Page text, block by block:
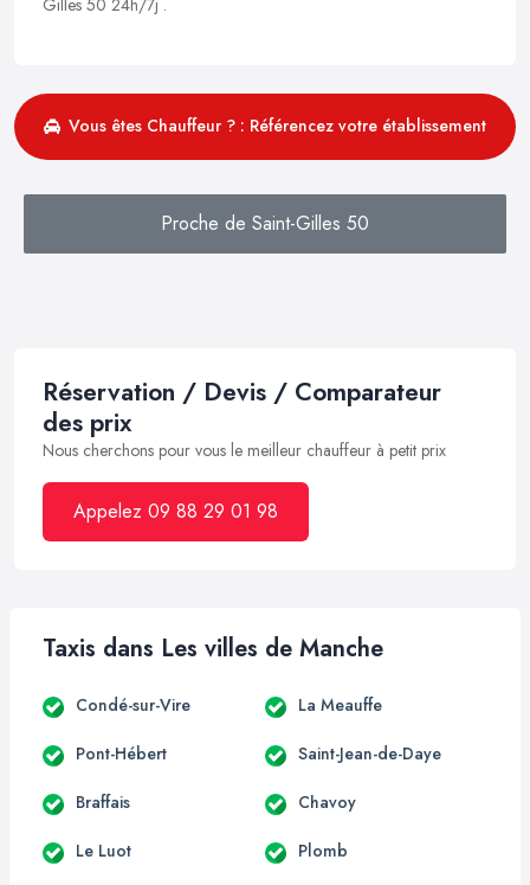
Vous êtes Chauffeur ? : Référencez votre établissement
Proche de Saint-Gilles 50
Réservation / Devis / Comparateur
des prix
Nous cherchons pour vous le meilleur chauffeur à petit prix
Appelez 09 88 29 01 98
Taxis dans Les villes de Manche
Condé-sur-Vire La Meauffe
Pont-Hébert Saint-Jean-de-Daye
Braffais Chavoy
Le Luot Plomb